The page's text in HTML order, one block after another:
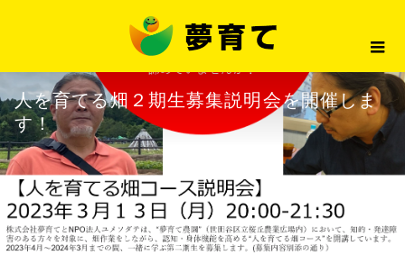
最新情報
最新情報
人を育てる畑２期生募集説明会を開催しま
す！